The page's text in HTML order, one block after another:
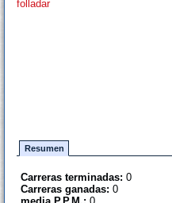
folladar
Resumen
Carreras terminadas: 0
Carreras ganadas: 0